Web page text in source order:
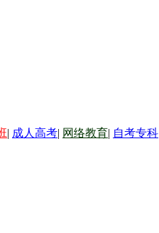
| 成人高考| 网络教育| 自考专科